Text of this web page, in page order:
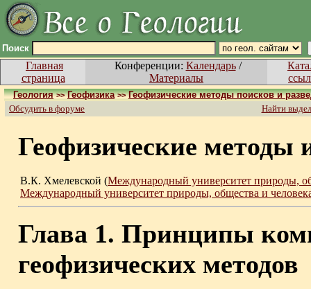
Поиск
Главная
страница
Конференции: Календарь/
Материалы
Геология >> Геофизика >> Геофизические методы поисков и
Обсудить в форуме
Найти
Геофизические методы
В.К. Хмелевской (Международный университет природы,
Международный университет природы, общества и
Глава 1. Принципы
геофизических методов